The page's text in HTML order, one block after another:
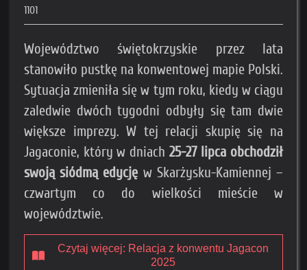
1101
Województwo świętokrzyskie przez lata
stanowiło pustkę na konwentowej mapie Polski.
Sytuacja zmieniła się w tym roku, kiedy w ciągu
zaledwie dwóch tygodni odbyły się tam dwie
większe imprezy. W tej relacji skupię się na
Jagaconie, który w dniach 25-27 lipca obchodził
swoją siódmą edycję w Skarżysku-Kamiennej –
czwartym co do wielkości mieście w
województwie.
Czytaj więcej: Relacja z konwentu Jagacon
2025